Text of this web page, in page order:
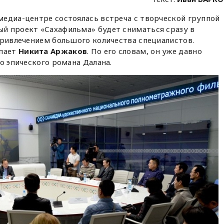
центре состоялась встреча с творческой группой
«Сахафильма» будет сниматься сразу в
большого количества специалистов.
Никита Аржаков. По его словам, он уже давно
эпического романа Далана.